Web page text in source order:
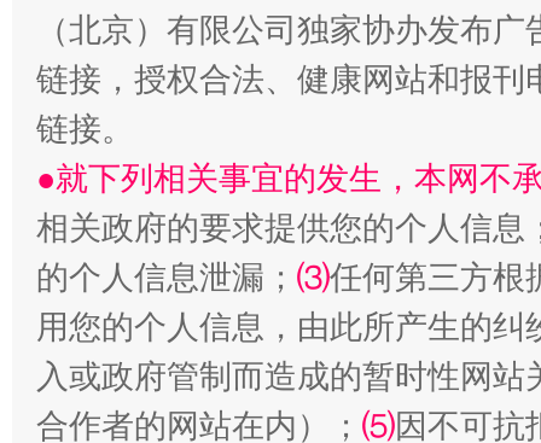
“刷贴”乱象丛生
生
揭批美国五大"原罪" "炒
（北京）有限公司独家协办发布
链接，授权合法、健康网站和报
链接。
●就下列相关事宜的发生，本网不
相关政府的要求提供您的个人信息
的个人信息泄漏； ⑶任何第三方根
用您的个人信息，由此所产生的纠
入或政府管制而造成的暂时性网
合作者的网站在内）； ⑸因不可抗